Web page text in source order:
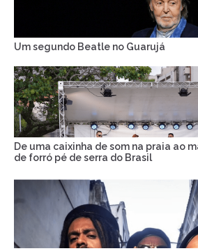
Um segundo Beatle no Guarujá
De uma caixinha de som na praia ao
de forró pé de serra do Brasil